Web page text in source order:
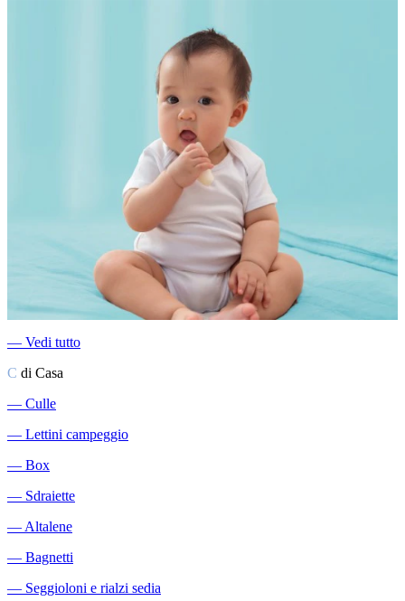
― Vedi tutto
C di Casa
― Culle
― Lettini campeggio
― Box
― Sdraiette
―Altalene
― Bagnetti
― Seggioloni e rialzi sedia